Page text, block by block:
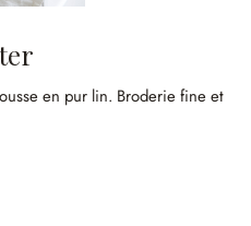
en pur lin. Broderie fine et